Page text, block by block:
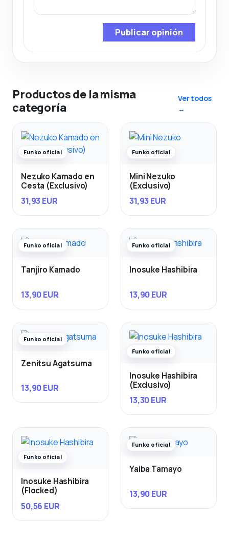
Publicar opinión
Productos de la misma
categoría
Ver todos
→
Funko oficial
Nezuko Kamado en
Cesta (Exclusivo)
31,93 EUR
Funko oficial
Mini Nezuko
(Exclusivo)
31,93 EUR
Funko oficial
Tanjiro Kamado
13,90 EUR
Funko oficial
Inosuke Hashibira
13,90 EUR
Funko oficial
Zenitsu Agatsuma
13,90 EUR
Funko oficial
Inosuke Hashibira
(Exclusivo)
13,30 EUR
Funko oficial
Inosuke Hashibira
(Flocked)
50,56 EUR
Funko oficial
Yaiba Tamayo
13,90 EUR